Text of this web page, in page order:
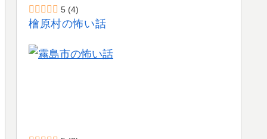
5 (4)
檜原村の怖い話